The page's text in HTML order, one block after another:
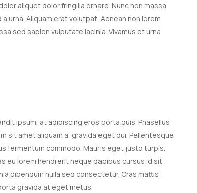
aliquet dolor fringilla ornare. Nunc non massa
urna. Aliquam erat volutpat. Aenean non lorem
sed sapien vulputate lacinia. Vivamus et urna
ipsum, at adipiscing eros porta quis. Phasellus
sit amet aliquam a, gravida eget dui. Pellentesque
fermentum commodo. Mauris eget justo turpis,
eu lorem hendrerit neque dapibus cursus id sit
bibendum nulla sed consectetur. Cras mattis
gravida at eget metus.